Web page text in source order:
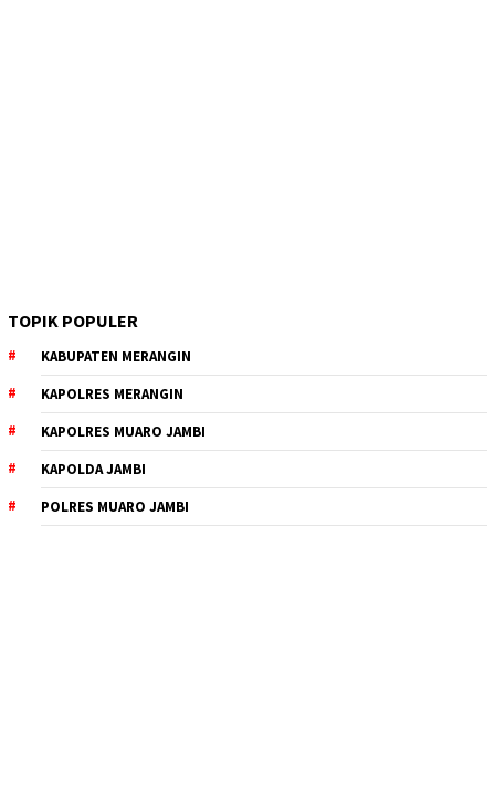
TOPIK POPULER
KABUPATEN MERANGIN
KAPOLRES MERANGIN
KAPOLRES MUARO JAMBI
KAPOLDA JAMBI
POLRES MUARO JAMBI